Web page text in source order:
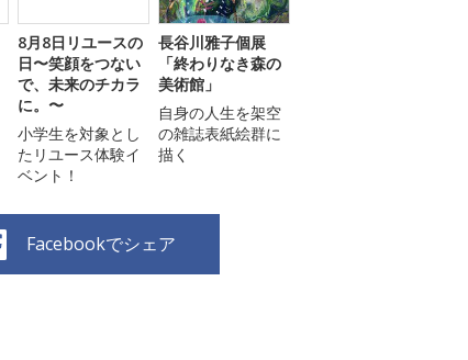
8月8日リユースの
日〜笑顔をつない
で、未来のチカラ
に。〜
小学生を対象とし
たリユース体験イ
ベント！
長谷川雅子個展
「終わりなき森の
美術館」
自身の人生を架空
の雑誌表紙絵群に
描く
Facebookでシェア